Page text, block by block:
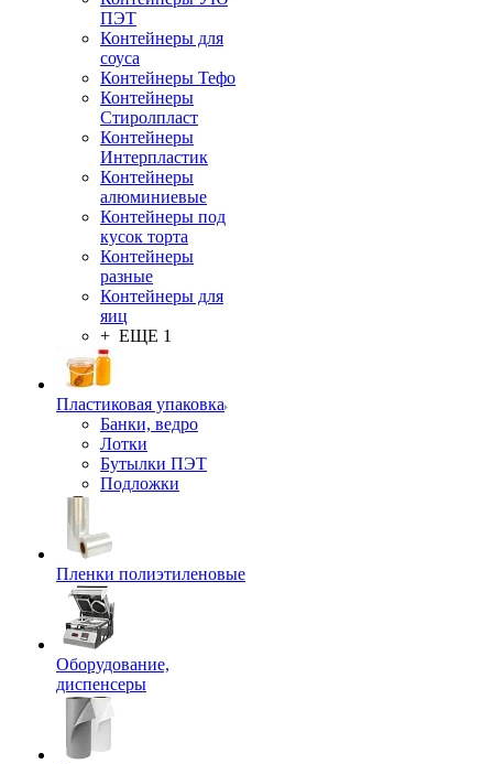
ПЭТ
Контейнеры для
соуса
Контейнеры Тефо
Контейнеры
Стиролпласт
Контейнеры
Интерпластик
Контейнеры
алюминиевые
Контейнеры под
кусок торта
Контейнеры
разные
Контейнеры для
яиц
+ ЕЩЕ 1
Пластиковая упаковка
Банки, ведро
Лотки
Бутылки ПЭТ
Подложки
Пленки полиэтиленовые
Оборудование,
диспенсеры